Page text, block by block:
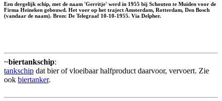
Een dergelijk schip, met de naam 'Gerritje' werd in 1955 bij Schouten te Muiden voor de
Firma Heineken gebouwd. Het voer op het traject Amsterdam, Rotterdam, Den Bosch
(vandaar de naam). Bron: De Telegraaf 10-10-1955. Via Delpher.
~biertankschip:
tankschip dat bier of vloeibaar halfproduct daarvoor, vervoert. Zie
ook biertanker.